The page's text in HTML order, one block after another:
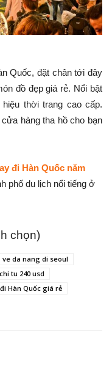
Quốc, đặt chân tới đây
đồ đẹp giá rẻ. Nổi bật
thời trang cao cấp.
hàng tha hồ cho bạn
đi Hàn Quốc năm
phố du lịch nổi tiếng ở
chọn)
ve da nang di seoul
tu 240 usd
Hàn Quốc giá rẻ